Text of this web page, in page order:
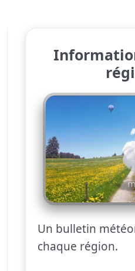
Un bulletin
chaque région.